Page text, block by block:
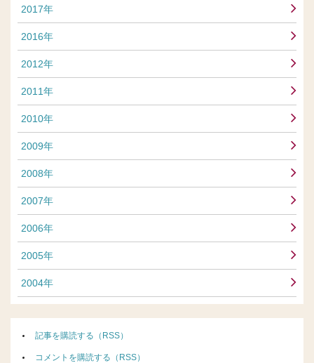
2017年
2016年
2012年
2011年
2010年
2009年
2008年
2007年
2006年
2005年
2004年
記事を購読する（RSS）
コメントを購読する（RSS）